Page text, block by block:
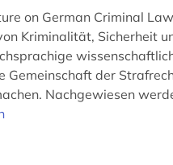
on German Criminal
Kriminalität, Sicherheit
Gemeinschaft der
Nachgewiesen